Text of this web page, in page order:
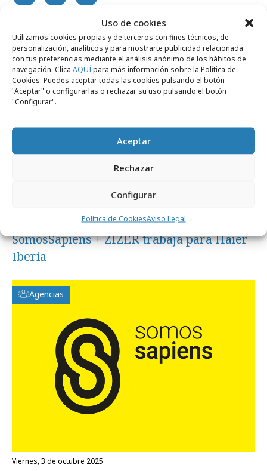
Uso de cookies
Utilizamos cookies propias y de terceros con fines técnicos, de
personalización, analíticos y para mostrarte publicidad relacionada
con tus preferencias mediante el análisis anónimo de los hábitos de
navegación. Clica AQUÍpara más información sobre la Política de
Cookies. Puedes aceptar todas las cookies pulsando el botón
"Aceptar" o configurarlas o rechazar su uso pulsando el botón
"Configurar".
Aceptar
Rechazar
Configurar
Política de CookiesAviso Legal
Noticias Relacionadas
Agencias
martes, 2 de diciembre 2025
SomosSapiens + ZIZER trabaja para Haier
Iberia
Agencias
viernes, 3 de octubre 2025